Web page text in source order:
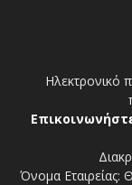
Ηλεκτρονικό
Όνομα Εταιρείας: